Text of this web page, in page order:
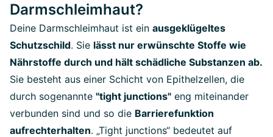
Darmschleimhaut?
Deine Darmschleimhaut ist ein ausgeklügeltes
Schutzschild. Sie lässt nur erwünschte Stoffe wie
Nährstoffe durch und hält schädliche Substanzen ab.
Sie besteht aus einer Schicht von Epithelzellen, die
durch sogenannte "tight junctions" eng miteinander
verbunden sind und so die Barrierefunktion
aufrechterhalten. „Tight junctions“ bedeutet auf